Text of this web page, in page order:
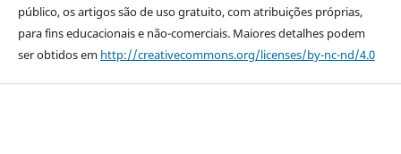
público, os artigos são de uso gratuito, com atribuições próprias,
para fins educacionais e não-comerciais. Maiores detalhes podem
ser obtidos em http://creativecommons.org/licenses/by-nc-nd/4.0